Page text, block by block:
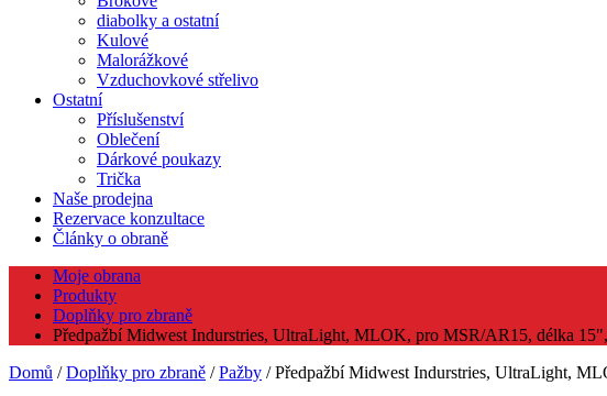
diabolky a ostatní
Kulové
Malorážkové
Vzduchovkové střelivo
Ostatní
Příslušenství
Oblečení
Dárkové poukazy
Trička
Naše prodejna
Rezervace konzultace
Články o obraně
Moje obrana
Produkty
Doplňky pro zbraně
Předpažbí Midwest Indurstries, UltraLight, MLOK, pro MSR/AR15, délka
Domů /Doplňky pro zbraně /Pažby / Předpažbí Midwest Indurstries, UltraLight,